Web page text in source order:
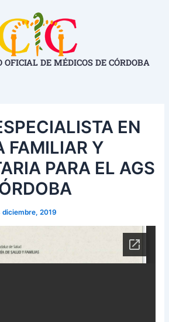
OFICIAL DE MÉDICOS DE CÓRDOBA
EN
FAMILIAR Y
PARA EL AGS
diciembre, 2019